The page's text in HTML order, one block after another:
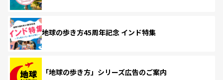
地球の歩き方45周年記念 インド特集
「地球の歩き方」シリーズ広告のご案内